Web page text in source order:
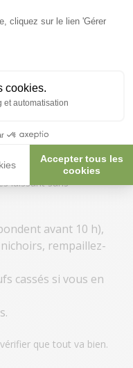
cliquez sur le lien 'Gérer
cookies.
et automatisation
Accepter tous les
cookies
fois la coupable
il existe
de votre côté. En
, cela vous
laissant sans
avant 10 h),
rempaillez-
cassés si vous en
que tout va bien.